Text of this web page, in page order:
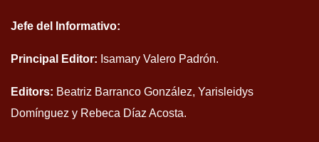
Jefe del Informativo:
Principal Editor: Isamary Valero Padrón.
Editors: Beatriz Barranco González, Yarisleidys
Domínguez y Rebeca Díaz Acosta.